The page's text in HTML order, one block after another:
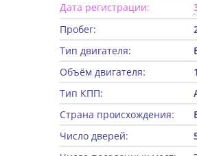
Дата регистрации:
Пробег:
Тип двигателя:
Объём двигателя:
Тип КПП:
Страна происхождения:
Число дверей: